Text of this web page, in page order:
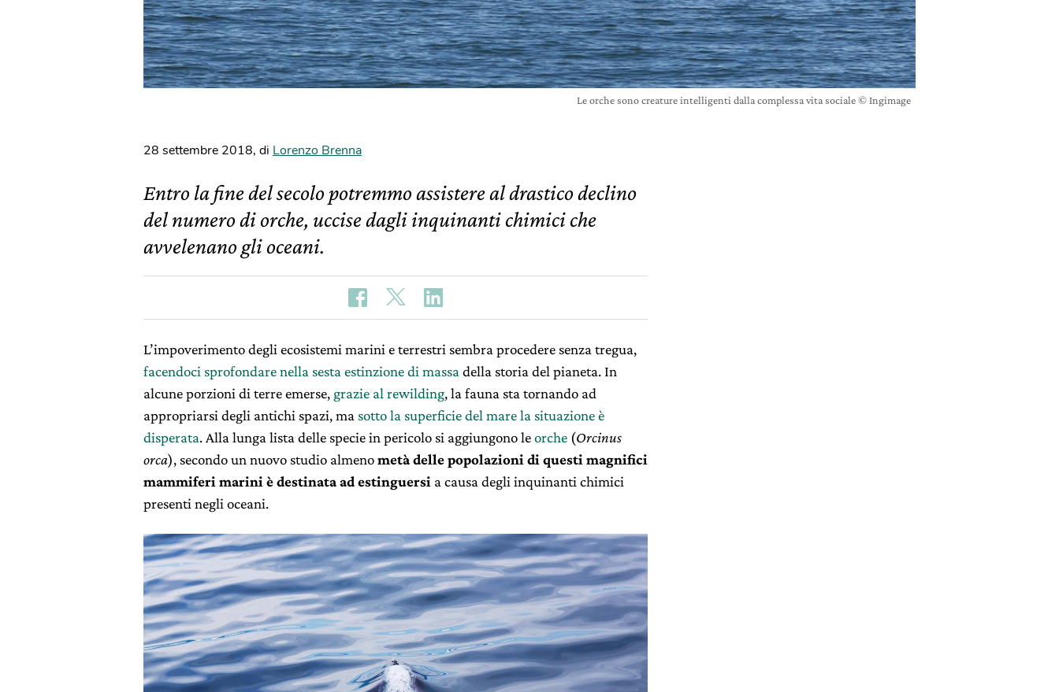
Le orche sono creature intelligenti dalla complessa vita sociale © Ingimage
28 settembre 2018, di Lorenzo Brenna
Entro la fine del secolo potremmo assistere al drastico declino
del numero di orche, uccise dagli inquinanti chimici che
avvelenano gli oceani.
L’impoverimento degli ecosistemi marini e terrestri sembra procedere senza tregua,
facendoci sprofondare nella sesta estinzione di massa della storia del pianeta. In
alcune porzioni di terre emerse, grazie al rewilding, la fauna sta tornando ad
appropriarsi degli antichi spazi, ma sotto la superficie del mare la situazione è
disperata. Alla lunga lista delle specie in pericolo si aggiungono leorche (Orcinus
orca), secondo un nuovo studio almenometà delle popolazioni di questi magnifici
mammiferi marini è destinata ad estinguersi a causa degli inquinanti chimici
presenti negli oceani.